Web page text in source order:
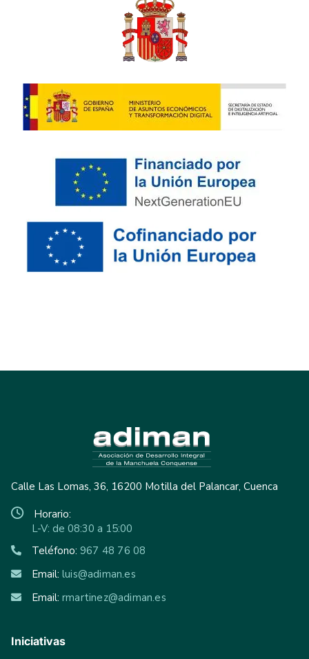
Calle Las Lomas, 36, 16200 Motilla del Palancar, Cuenca
Horario:
L-V: de 08:30 a 15:00
Teléfono: 967 48 76 08
Email: luis@adiman.es
Email: rmartinez@adiman.es
Iniciativas